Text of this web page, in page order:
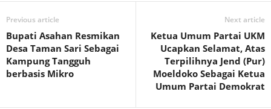
Previous article
Bupati Asahan Resmikan
Desa Taman Sari Sebagai
Kampung Tangguh
berbasis Mikro
Next article
Ketua Umum Partai UKM
Ucapkan Selamat, Atas
Terpilihnya Jend (Pur)
Moeldoko Sebagai Ketua
Umum Partai Demokrat